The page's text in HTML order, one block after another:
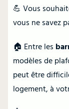
💪 Vous
vous ne savez
🏠 Entre les
modèles de
peut être
logement, à